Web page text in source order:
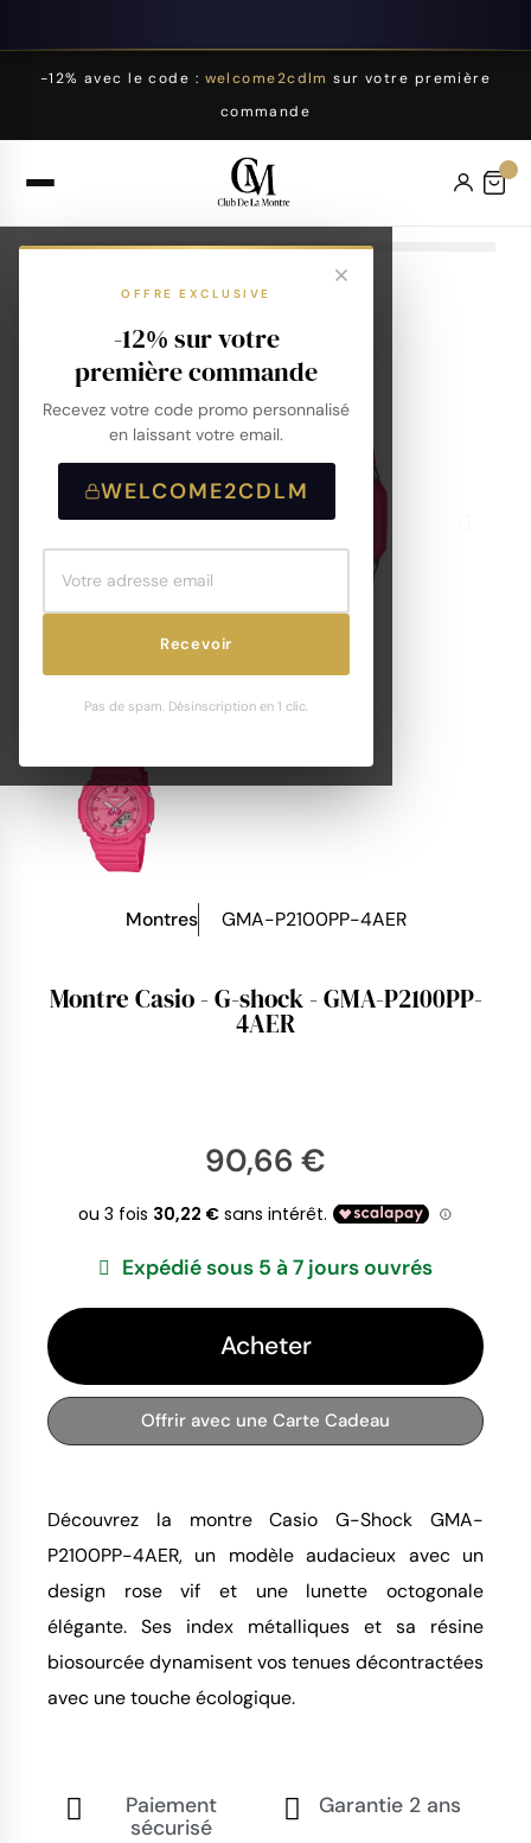
-12% avec le code : welcome2cdlm sur votre première
commande
OFFRE EXCLUSIVE
-12% sur votre
première commande
Recevez votre code promo personnalisé
en laissant votre email.
WELCOME2CDLM
Recevoir
Pas de spam. Désinscription en 1 clic.
Montres GMA-P2100PP-4AER
Montre Casio - G-shock - GMA-P2100PP-
4AER
90,66 €
Expédié sous 5 à 7 jours ouvrés
Acheter
Offrir avec une Carte Cadeau
Découvrez la montre Casio G-Shock GMA-
P2100PP-4AER, un modèle audacieux avec un
design rose vif et une lunette octogonale
élégante. Ses index métalliques et sa résine
biosourcée dynamisent vos tenues décontractées
avec une touche écologique.
Paiement
sécurisé
Garantie 2 ans